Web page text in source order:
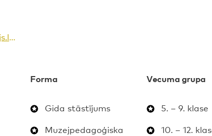
Forma
Gida stāstījums
Muzejpedagoģiska
Vecuma grupa
5. – 9. klase
10. – 12.